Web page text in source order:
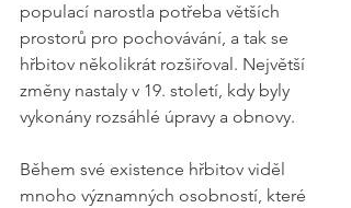
populací narostla potřeba větších
prostorů pro pochovávání, a tak se
hřbitov několikrát rozšiřoval. Největší
změny nastaly v 19. století, kdy byly
vykonány rozsáhlé úpravy a obnovy.
Během své existence hřbitov viděl
mnoho významných osobností, které